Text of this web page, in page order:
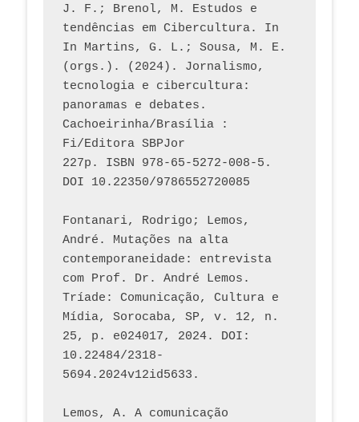
J. F.; Brenol, M. Estudos e
tendências em Cibercultura. In
In Martins, G. L.; Sousa, M. E.
(orgs.). (2024). Jornalismo,
tecnologia e cibercultura:
panoramas e debates.
Cachoeirinha/Brasília :
Fi/Editora SBPJor
227p. ISBN 978-65-5272-008-5.
DOI 10.22350/9786552720085
Fontanari, Rodrigo; Lemos,
André. Mutações na alta
contemporaneidade: entrevista
com Prof. Dr. André Lemos.
Tríade: Comunicação, Cultura e
Mídia, Sorocaba, SP, v. 12, n.
25, p. e024017, 2024. DOI:
10.22484/2318-
5694.2024v12id5633.
Lemos, A. A comunicação